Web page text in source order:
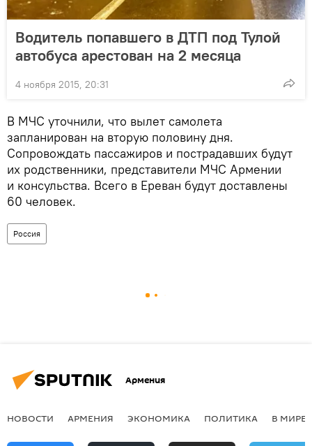
Водитель попавшего в ДТП под Тулой
автобуса арестован на 2 месяца
4 ноября 2015, 20:31
В МЧС уточнили, что вылет самолета
запланирован на вторую половину дня.
Сопровождать пассажиров и пострадавших будут
их родственники, представители МЧС Армении
и консульства. Всего в Ереван будут доставлены
60 человек.
Россия
Армения
НОВОСТИ АРМЕНИЯ ЭКОНОМИКА ПОЛИТИКА В МИРЕ